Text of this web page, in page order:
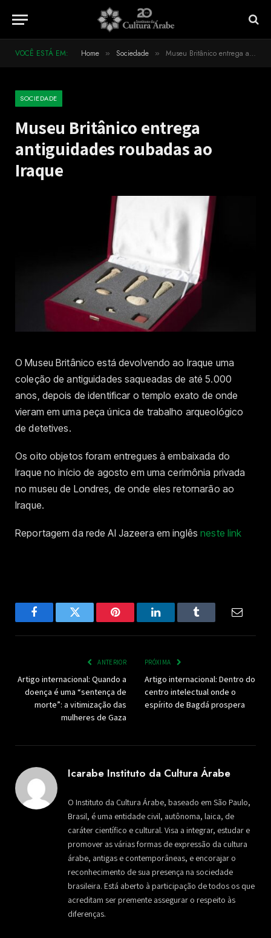
VOCÊ ESTÁ EM: Home » Sociedade » Museu Britânico entrega antiguidades roubadas ao Iraque
SOCIEDADE
Museu Britânico entrega
antiguidades roubadas ao
Iraque
O Museu Britânico está devolvendo ao Iraque uma
coleção de antiguidades saqueadas de até 5.000
anos, depois de identificar o templo exato de onde
vieram em uma peça única de trabalho arqueológico
de detetives.
Os oito objetos foram entregues à embaixada do
Iraque no início de agosto em uma cerimônia privada
no museu de Londres, de onde eles retornarão ao
Iraque.
Reportagem da rede Al Jazeera em inglês neste link
FacebookTwitter Pinterest LinkedInTumblr
ANTERIOR
Artigo internacional: Quando a
doença é uma “sentença de
morte”: a vitimização das
mulheres de Gaza
PRÓXIMA
Artigo internacional: Dentro do
centro intelectual onde o
espírito de Bagdá prospera
Icarabe Instituto da Cultura Árabe
O Instituto da Cultura Árabe, baseado em São Paulo,
Brasil, é uma entidade civil, autônoma, laica, de
caráter científico e cultural. Visa a integrar, estudar e
promover as várias formas de expressão da cultura
árabe, antigas e contemporâneas, e encorajar o
reconhecimento de sua presença na sociedade
brasileira. Está aberto à participação de todos os que
acreditam ser premente assegurar o respeito às
diferenças.